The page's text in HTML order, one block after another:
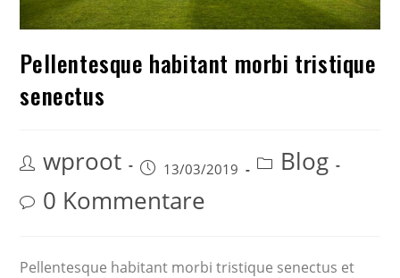
Pellentesque habitant morbi tristique
senectus
wproot 13/03/2019
Blog
0 Kommentare
Pellentesque habitant morbi tristique senectus et